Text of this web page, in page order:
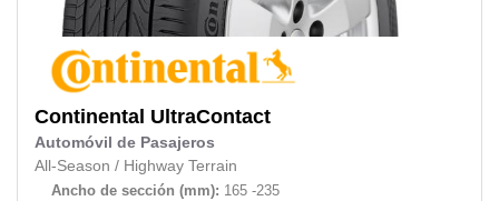
Continental UltraContact
Automóvil de Pasajeros
All-Season / Highway Terrain
Ancho de sección (mm): 165 -235